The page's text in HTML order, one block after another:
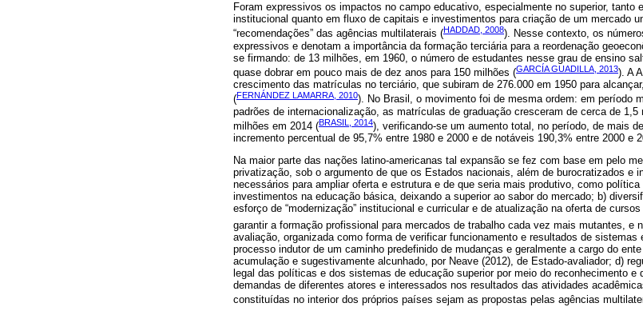
Foram expressivos os impactos no campo educativo, especialmente no superior, tanto
institucional quanto em fluxo de capitais e investimentos para criação de um mercado
“recomendações” das agências multilaterais (HADDAD, 2008). Nesse contexto, os
expressivos e denotam a importância da formação terciária para a reordenação
se firmando: de 13 milhões, em 1960, o número de estudantes nesse grau de ensino
quase dobrar em pouco mais de dez anos para 150 milhões (GARCÍA GUADILLA, 2013). A
crescimento das matrículas no terciário, que subiram de 276.000 em 1950 para
(FERNÁNDEZ LAMARRA, 2010). No Brasil, o movimento foi de mesma ordem: em período
padrões de internacionalização, as matrículas de graduação cresceram de cerca de
milhões em 2014 (BRASIL, 2014), verificando-se um aumento total, no período, de mais
incremento percentual de 95,7% entre 1980 e 2000 e de notáveis 190,3% entre 2000 e
Na maior parte das nações latino-americanas tal expansão se fez com base em pelo
privatização, sob o argumento de que os Estados nacionais, além de burocratizados e
necessários para ampliar oferta e estrutura e de que seria mais produtivo, como
investimentos na educação básica, deixando a superior ao sabor do mercado; b)
esforço de “modernização” institucional e curricular e de atualização na oferta de
garantir a formação profissional para mercados de trabalho cada vez mais mutantes, e
avaliação, organizada como forma de verificar funcionamento e resultados de
processo indutor de um caminho predefinido de mudanças e geralmente a cargo do
acumulação e sugestivamente alcunhado, por Neave (2012), de Estado-avaliador; d)
legal das políticas e dos sistemas de educação superior por meio do reconhecimento e
demandas de diferentes atores e interessados nos resultados das atividades
constituídas no interior dos próprios países sejam as propostas pelas agências